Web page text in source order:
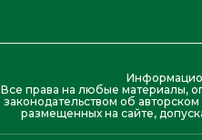
Все права на любые материалы,
законодательством об
размещенных на сайте,